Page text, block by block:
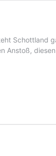
Schottland